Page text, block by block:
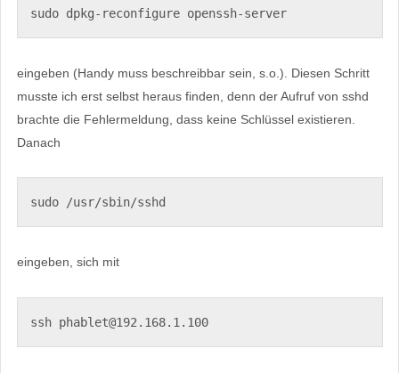
sudo dpkg-reconfigure openssh-server
eingeben (Handy muss beschreibbar sein, s.o.). Diesen Schritt
musste ich erst selbst heraus finden, denn der Aufruf von sshd
brachte die Fehlermeldung, dass keine Schlüssel existieren.
Danach
sudo /usr/sbin/sshd
eingeben, sich mit
ssh phablet@192.168.1.100